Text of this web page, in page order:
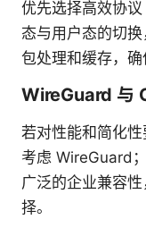
优先选择高效协
态与用户态的切
包处理和缓存，确
WireGuard 与
若对性能和简化
考虑 WireGuard
广泛的企业兼容
择。